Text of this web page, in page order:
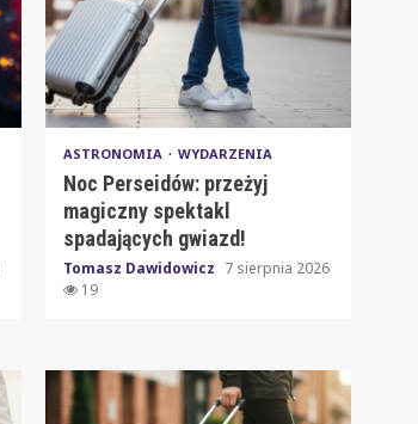
ASTRONOMIA WYDARZENIA
Noc Perseidów: przeżyj
magiczny spektakl
spadających gwiazd!
Tomasz Dawidowicz 7 sierpnia 2026
19